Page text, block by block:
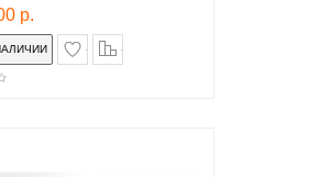
р.
в закладки